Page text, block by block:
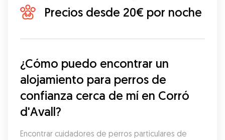
Precios desde 20€ por noche
¿Cómo puedo encontrar un
alojamiento para perros de
confianza cerca de mí en Corró
d'Avall?
Encontrar cuidadores de perros particulares de